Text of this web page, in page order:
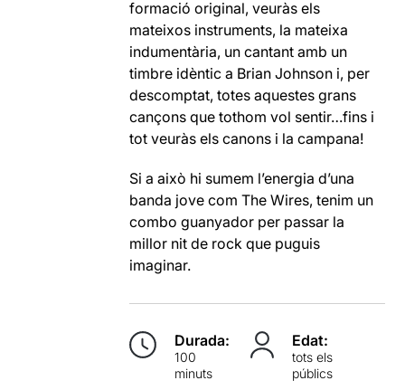
formació original, veuràs els
mateixos instruments, la mateixa
indumentària, un cantant amb un
timbre idèntic a Brian Johnson i, per
descomptat, totes aquestes grans
cançons que tothom vol sentir…fins i
tot veuràs els canons i la campana!
Si a això hi sumem l’energia d’una
banda jove com The Wires, tenim un
combo guanyador per passar la
millor nit de rock que puguis
imaginar.
Durada:
100
minuts
Edat:
tots els
públics